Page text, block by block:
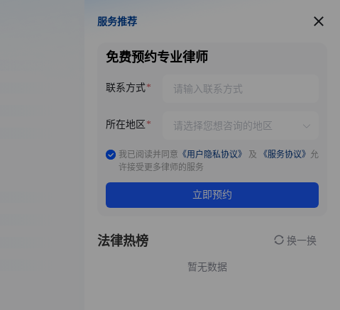
服务推荐
服务推荐
免费预约专业律师
联系方式
所在地区
我已阅读并同意 《用户隐私协议》 及 《服务协议》 允
许接受更多律师的服务
立即预约
法律热榜 换一换
暂无数据